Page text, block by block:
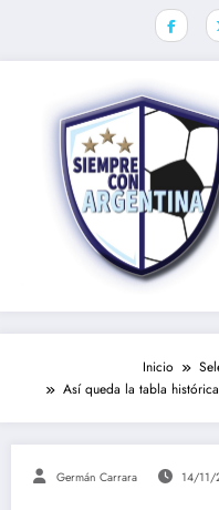
Inicio
Así queda la tabla
Germán Carrara 14/11/